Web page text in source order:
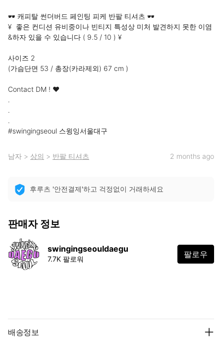
🕶️ 캐피탈 썬더버드 페인팅 피케 반팔 티셔츠 🕶️
¥  좋은 컨디션 유비중이나 빈티지 특성상 미처 발견하지 못한 이염
&하자 있을 수 있습니다 ( 9.5 / 10 ) ¥
사이즈 2
(가슴단면 53 / 총장(카라제외) 67 cm )
Contact DM ! ❤️
.
.
.
#swingingseoul 스윙잉서울대구
남자 > 상의 > 반팔 티셔츠 2 months ago
후루츠 '안전결제'하고 걱정없이 거래하세요
판매자 정보
swingingseouldaegu
7.7K 팔로워 팔로우
배송정보